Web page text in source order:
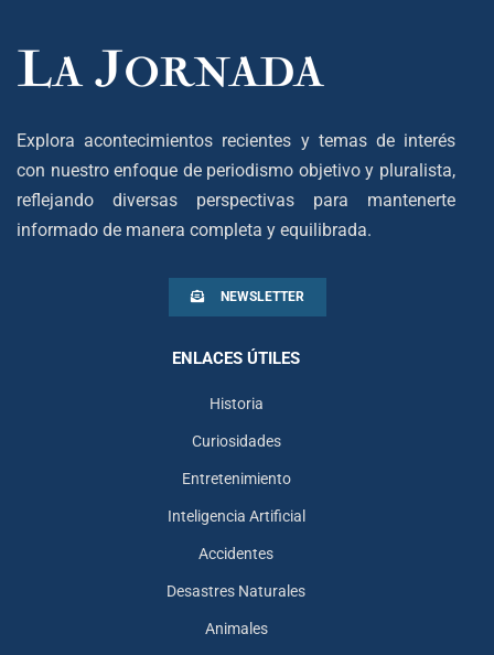
Explora acontecimientos recientes y temas de interés
con nuestro enfoque de periodismo objetivo y pluralista,
reflejando diversas perspectivas para mantenerte
informado de manera completa y equilibrada.
NEWSLETTER
ENLACES ÚTILES
Historia
Curiosidades
Entretenimiento
Inteligencia Artificial
Accidentes
Desastres Naturales
Animales